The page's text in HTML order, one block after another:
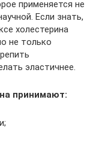
применяется не
Если знать,
холестерина
не только
эластичнее.
принимают: